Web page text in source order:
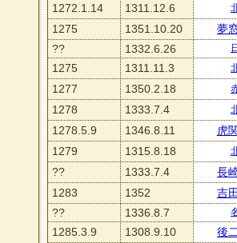
1272.1.14 1311.12.6
1275 1351.10.20
夢
??
1332.6.26
1275 1311.11.3
1277 1350.2.18
1278 1333.7.4
1278.5.9 1346.8.11
虎
1279
1315.8.18
?? 1333.7.4
長
1283
1352
吉
??
1336.8.7
1285.3.9 1308.9.10
後